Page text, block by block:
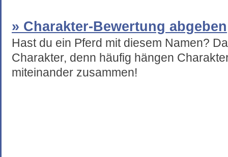
» Charakter-Bewertung abgeben
Hast du ein Pferd mit diesem Namen?
Charakter, denn häufig hängen
miteinander zusammen!